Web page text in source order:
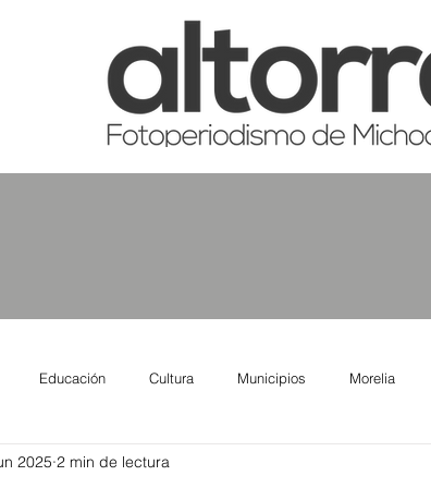
Educación Cultura Municipios Morelia
Salud
2025 2 min de lectura